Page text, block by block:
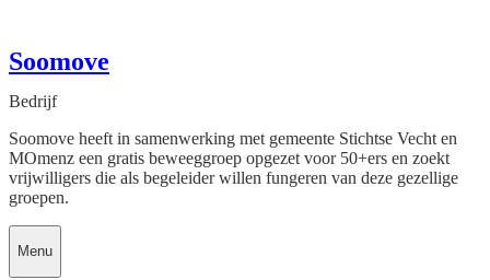
Soomove
Bedrijf
Soomove heeft in samenwerking met gemeente Stichtse Vecht en
MOmenz een gratis beweeggroep opgezet voor 50+ers en zoekt
vrijwilligers die als begeleider willen fungeren van deze gezellige
groepen.
Menu